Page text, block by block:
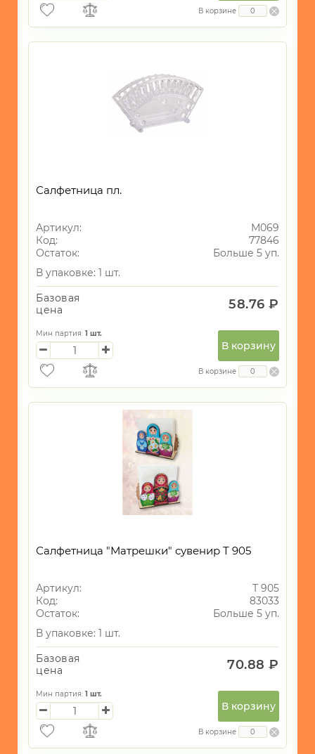
МОРСКАЯ
ТЕМАТИКА
В корзине
Салфетница пл.
Артикул:
М069
Код:
77846
Остаток:
Больше 5 уп.
В упаковке: 1 шт.
Базовая
цена
58.76 ₽
Мин партия: 1 шт.
В корзину
В корзине
Салфетница "Матрешки" сувенир Т 905
Артикул:
Т 905
Код:
83033
Остаток:
Больше 5 уп.
В упаковке: 1 шт.
Базовая
цена
70.88 ₽
Мин партия: 1 шт.
В корзину
В корзине